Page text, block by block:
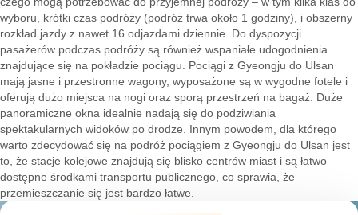
wyboru, krótki czas podróży (podróż trwa około 1 godziny), i obszerny
rozkład jazdy z nawet 16 odjazdami dziennie. Do dyspozycji
pasażerów podczas podróży są również wspaniałe udogodnienia
znajdujące się na pokładzie pociągu. Pociągi z Gyeongju do Ulsan
mają jasne i przestronne wagony, wyposażone są w wygodne fotele i
oferują dużo miejsca na nogi oraz sporą przestrzeń na bagaż. Duże
panoramiczne okna idealnie nadają się do podziwiania
spektakularnych widoków po drodze. Innym powodem, dla którego
warto zdecydować się na podróż pociągiem z Gyeongju do Ulsan jest
to, że stacje kolejowe znajdują się blisko centrów miast i są łatwo
dostępne środkami transportu publicznego, co sprawia, że
przemieszczanie się jest bardzo łatwe.